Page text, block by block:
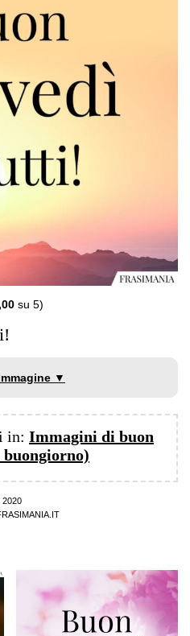
su 5)
▼
in: Immagini di buon
2020